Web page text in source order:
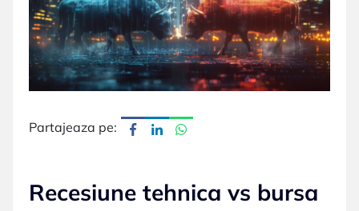
Partajeaza pe:
Recesiune tehnica vs bursa